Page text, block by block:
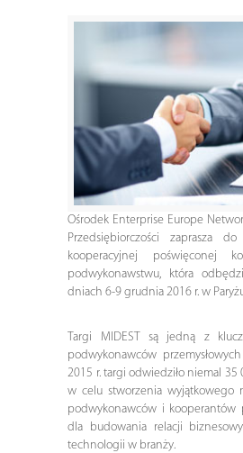
Ośrodek Enterprise Europe
Przedsiębiorczości zaprasza
kooperacyjnej poświęconej
podwykonawstwu, która
dniach 6-9 grudnia 2016 r. w
Targi MIDEST są jedną z
podwykonawców
2015 r. targi odwiedziło niemal 35
w celu stworzenia wyjątkowego
podwykonawców i kooperantów
dla budowania relacji
technologii w branży.